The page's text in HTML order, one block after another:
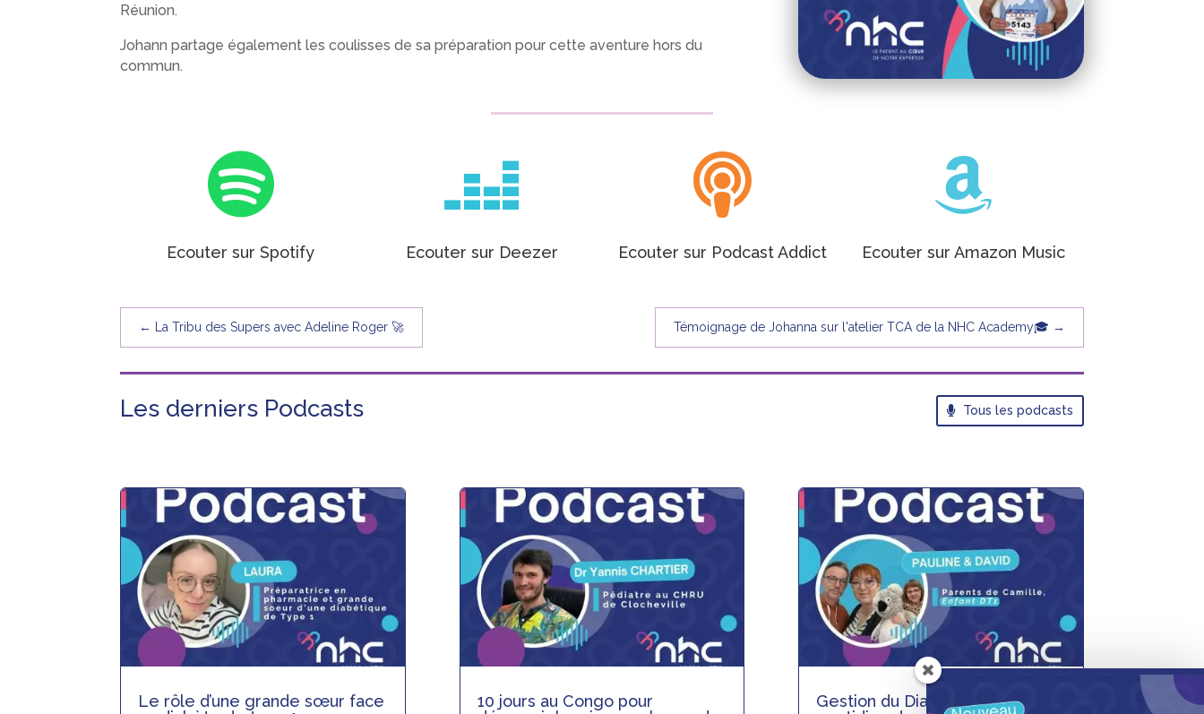
Réunion.
Johann partage également les coulisses de sa préparation pour cette aventure hors du
commun.

Ecouter sur Spotify

Ecouter sur Deezer

Ecouter sur Podcast Addict

Ecouter sur Amazon Music
← La Tribu des Supers avec Adeline Roger 🚀 Témoignage de Johanna sur l'atelier TCA de la NHC Academy🎓 →
Les derniers Podcasts Tous les podcasts
Le rôle d’une grande sœur face
10 jours au Congo pour
Gestion du Diabète : le